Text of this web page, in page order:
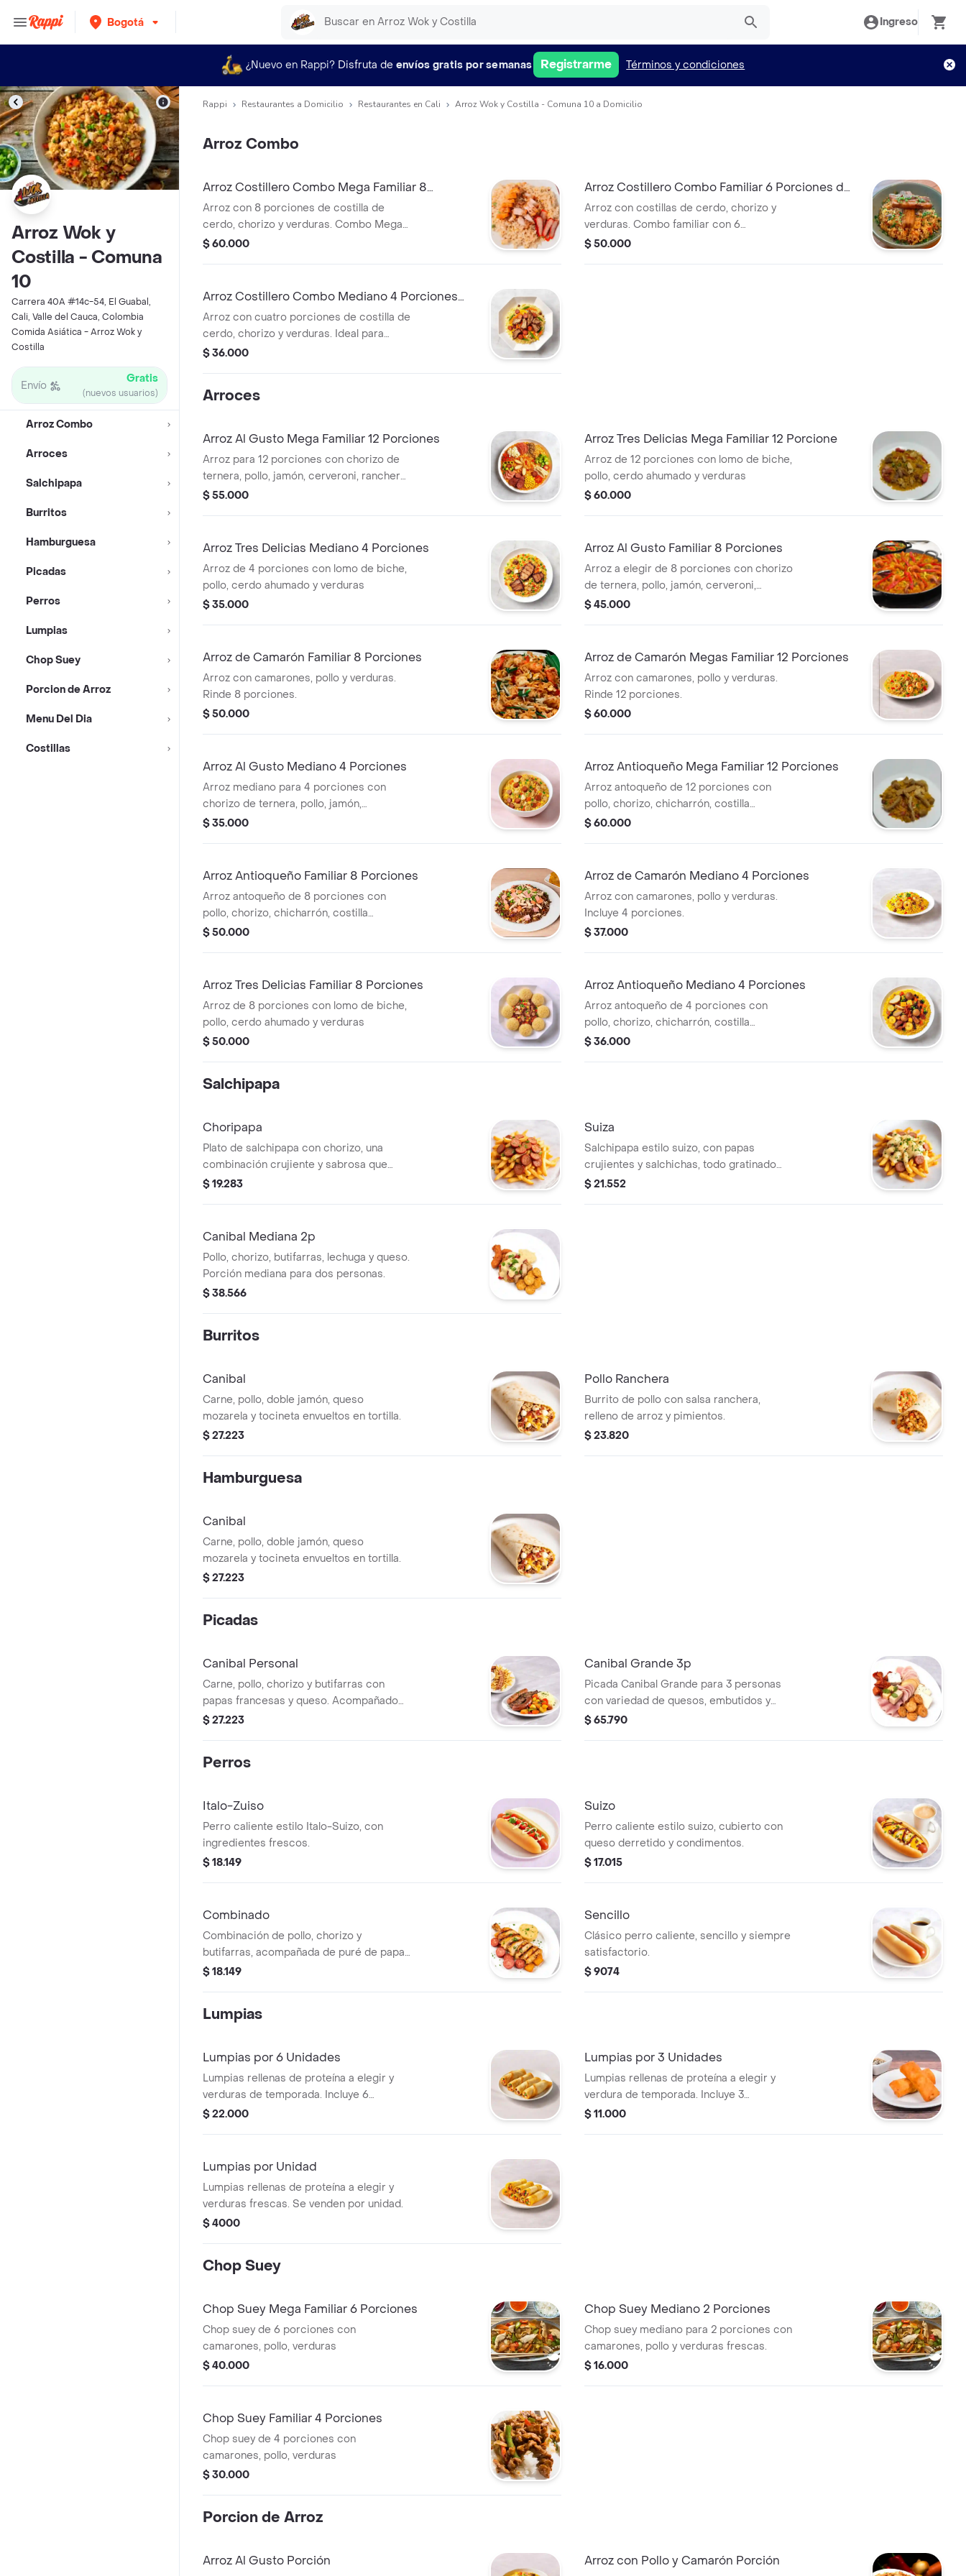
Bogotá Ingreso
¿Nuevo en Rappi? Disfruta de envíos gratis por semanas Registrarme Términos y condiciones
Arroz Wok y
Costilla - Comuna
10
Carrera 40A #14c-54, El Guabal,
Cali, Valle del Cauca, Colombia
Comida Asiática - Arroz Wok y
Costilla
Envío Gratis
(nuevos usuarios)
Arroz Combo
Arroces
Salchipapa
Burritos
Hamburguesa
Picadas
Perros
Lumpias
Chop Suey
Porcion de Arroz
Menu Del Dia
Costillas
Rappi Restaurantes a Domicilio Restaurantes en Cali Arroz Wok y Costilla - Comuna 10 a Domicilio
Arroz Combo
Arroz Costillero Combo Mega Familiar 8
Porciones de Costilla
Arroz con 8 porciones de costilla de
cerdo, chorizo y verduras. Combo Mega
Familiar ideal para compartir.
$ 60.000
Arroz Costillero Combo Familiar 6 Porciones de
Costilla
Arroz con costillas de cerdo, chorizo y
verduras. Combo familiar con 6
porciones de costilla.
$ 50.000
Arroz Costillero Combo Mediano 4 Porciones
de Costilla
Arroz con cuatro porciones de costilla de
cerdo, chorizo y verduras. Ideal para
compartir.
$ 36.000
Arroces
Arroz Al Gusto Mega Familiar 12 Porciones
Arroz para 12 porciones con chorizo de
ternera, pollo, jamón, cerveroni, ranchera,
verduras de temporada y maíz tierno.
$ 55.000
Arroz Tres Delicias Mega Familiar 12 Porcione
Arroz de 12 porciones con lomo de biche,
pollo, cerdo ahumado y verduras
$ 60.000
Arroz Tres Delicias Mediano 4 Porciones
Arroz de 4 porciones con lomo de biche,
pollo, cerdo ahumado y verduras
$ 35.000
Arroz Al Gusto Familiar 8 Porciones
Arroz a elegir de 8 porciones con chorizo
de ternera, pollo, jamón, cerveroni,
ranchera, verduras de temporada y maíz
$ 45.000
Arroz de Camarón Familiar 8 Porciones
Arroz con camarones, pollo y verduras.
Rinde 8 porciones.
$ 50.000
Arroz de Camarón Megas Familiar 12 Porciones
Arroz con camarones, pollo y verduras.
Rinde 12 porciones.
$ 60.000
Arroz Al Gusto Mediano 4 Porciones
Arroz mediano para 4 porciones con
chorizo de ternera, pollo, jamón,
cerveroni, ranchera, verduras de
$ 35.000
Arroz Antioqueño Mega Familiar 12 Porciones
Arroz antoqueño de 12 porciones con
pollo, chorizo, chicharrón, costilla
ahumada, albondigas, frijol, maduro,
$ 60.000
Arroz Antioqueño Familiar 8 Porciones
Arroz antoqueño de 8 porciones con
pollo, chorizo, chicharrón, costilla
ahumada, albondigas, frijol, maduro,
$ 50.000
Arroz de Camarón Mediano 4 Porciones
Arroz con camarones, pollo y verduras.
Incluye 4 porciones.
$ 37.000
Arroz Tres Delicias Familiar 8 Porciones
Arroz de 8 porciones con lomo de biche,
pollo, cerdo ahumado y verduras
$ 50.000
Arroz Antioqueño Mediano 4 Porciones
Arroz antoqueño de 4 porciones con
pollo, chorizo, chicharrón, costilla
ahumada, albondigas, frijol, maduro,
$ 36.000
Salchipapa
Choripapa
Plato de salchipapa con chorizo, una
combinación crujiente y sabrosa que
satisface cualquier antojo.
$ 19.283
Suiza
Salchipapa estilo suizo, con papas
crujientes y salchichas, todo gratinado
con un toque de queso.
$ 21.552
Canibal Mediana 2p
Pollo, chorizo, butifarras, lechuga y queso.
Porción mediana para dos personas.
$ 38.566
Burritos
Canibal
Carne, pollo, doble jamón, queso
mozarela y tocineta envueltos en tortilla.
$ 27.223
Pollo Ranchera
Burrito de pollo con salsa ranchera,
relleno de arroz y pimientos.
$ 23.820
Hamburguesa
Canibal
Carne, pollo, doble jamón, queso
mozarela y tocineta envueltos en tortilla.
$ 27.223
Picadas
Canibal Personal
Carne, pollo, chorizo y butifarras con
papas francesas y queso. Acompañado
de verduras salteadas como pimentón y
$ 27.223
Canibal Grande 3p
Picada Canibal Grande para 3 personas
con variedad de quesos, embutidos y
acompañamientos.
$ 65.790
Perros
Italo-Zuiso
Perro caliente estilo Italo-Suizo, con
ingredientes frescos.
$ 18.149
Suizo
Perro caliente estilo suizo, cubierto con
queso derretido y condimentos.
$ 17.015
Combinado
Combinación de pollo, chorizo y
butifarras, acompañada de puré de papa
y trozos de yuca frita.
$ 18.149
Sencillo
Clásico perro caliente, sencillo y siempre
satisfactorio.
$ 9074
Lumpias
Lumpias por 6 Unidades
Lumpias rellenas de proteína a elegir y
verduras de temporada. Incluye 6
unidades.
$ 22.000
Lumpias por 3 Unidades
Lumpias rellenas de proteína a elegir y
verdura de temporada. Incluye 3
unidades.
$ 11.000
Lumpias por Unidad
Lumpias rellenas de proteína a elegir y
verduras frescas. Se venden por unidad.
$ 4000
Chop Suey
Chop Suey Mega Familiar 6 Porciones
Chop suey de 6 porciones con
camarones, pollo, verduras
$ 40.000
Chop Suey Mediano 2 Porciones
Chop suey mediano para 2 porciones con
camarones, pollo y verduras frescas.
$ 16.000
Chop Suey Familiar 4 Porciones
Chop suey de 4 porciones con
camarones, pollo, verduras
$ 30.000
Porcion de Arroz
Arroz Al Gusto Porción Arroz con Pollo y Camarón Porción